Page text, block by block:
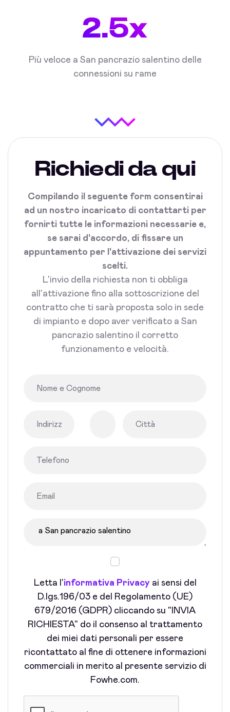
2.5x
Più veloce a San pancrazio salentino delle
connessioni su rame
Richiedi da qui
Compilando il seguente form consentirai
ad un nostro incaricato di contattarti per
fornirti tutte le informazioni necessarie e,
se sarai d'accordo, di fissare un
appuntamento per l'attivazione dei servizi
scelti.
L'invio della richiesta non ti obbliga
all'attivazione fino alla sottoscrizione del
contratto che ti sarà proposta solo in sede
di impianto e dopo aver verificato a San
pancrazio salentino il corretto
funzionamento e velocità.
Letta l'informativa Privacyai sensi del
D.lgs.196/03 e del Regolamento (UE)
679/2016 (GDPR) cliccando su "INVIA
RICHIESTA" do il consenso al trattamento
dei miei dati personali per essere
ricontattato al fine di ottenere informazioni
commerciali in merito al presente servizio di
Fowhe.com.